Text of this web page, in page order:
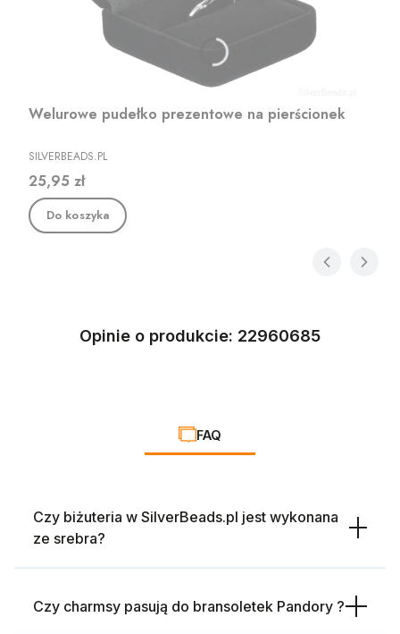
Welurowe pudełko prezentowe na pierścionek
PRODUCENT
SILVERBEADS.PL
Cena
25,95 zł
Do koszyka
Opinie o produkcie: 22960685
FAQ
Czy biżuteria w SilverBeads.pl jest wykonana
ze srebra?
Czy charmsy pasują do bransoletek Pandory ?